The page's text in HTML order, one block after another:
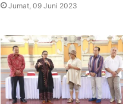
Jumat, 09 Juni 2023